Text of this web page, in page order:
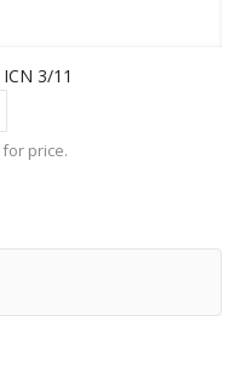
3/11
price.